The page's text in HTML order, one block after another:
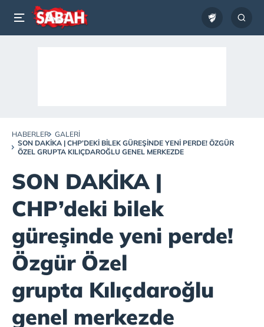
HABERLER
GALERI
SON DAKİKA | CHP’DEKI BILEK GÜREŞINDE YENI PERDE! ÖZGÜR
ÖZEL GRUPTA KILIÇDAROĞLU GENEL MERKEZDE
SON DAKİKA |
CHP’deki bilek
güreşinde yeni perde!
Özgür Özel
grupta Kılıçdaroğlu
genel merkezde